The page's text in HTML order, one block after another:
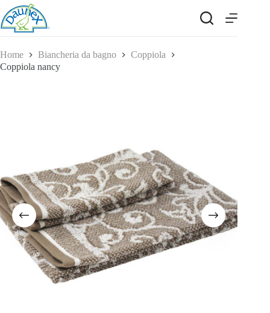
Salta
al
contenuto
Home Biancheria da bagno
Coppiola
Coppiola nancy